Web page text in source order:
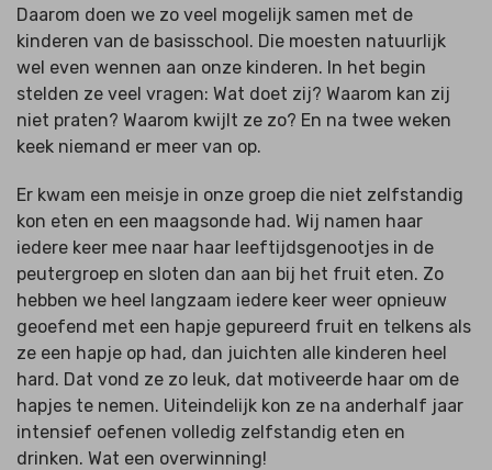
Daarom doen we zo veel mogelijk samen met de
kinderen van de basisschool. Die moesten natuurlijk
wel even wennen aan onze kinderen. In het begin
stelden ze veel vragen: Wat doet zij? Waarom kan zij
niet praten? Waarom kwijlt ze zo? En na twee weken
keek niemand er meer van op.
Er kwam een meisje in onze groep die niet zelfstandig
kon eten en een maagsonde had. Wij namen haar
iedere keer mee naar haar leeftijdsgenootjes in de
peutergroep en sloten dan aan bij het fruit eten. Zo
hebben we heel langzaam iedere keer weer opnieuw
geoefend met een hapje gepureerd fruit en telkens als
ze een hapje op had, dan juichten alle kinderen heel
hard. Dat vond ze zo leuk, dat motiveerde haar om de
hapjes te nemen. Uiteindelijk kon ze na anderhalf jaar
intensief oefenen volledig zelfstandig eten en
drinken. Wat een overwinning!